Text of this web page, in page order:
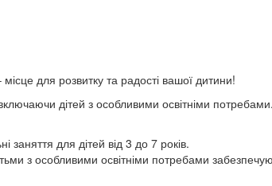
для розвитку та радості вашої дитини!
дітей з особливими освітніми
заняття для дітей від 3 до 7 років.
з особливими освітніми потребами